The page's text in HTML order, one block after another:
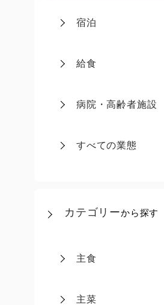
宿泊
給食
病院・高齢者施設
すべての業態
カテゴリーから探す
主食
主菜